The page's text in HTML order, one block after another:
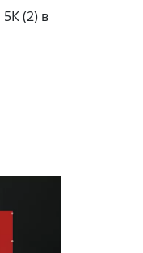
(2) в